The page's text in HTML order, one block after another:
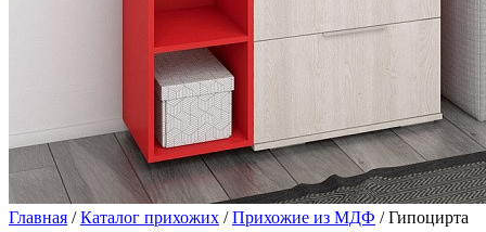
Главная /Каталог прихожих /Прихожие из МДФ / Гипоцирта